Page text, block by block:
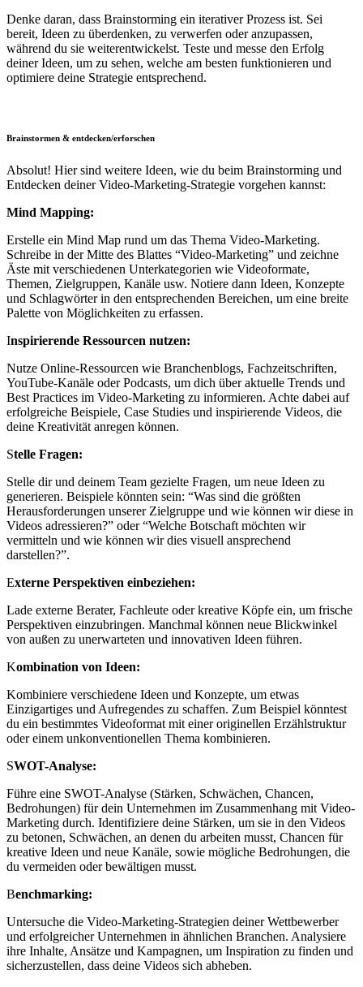
Denke daran, dass Brainstorming ein iterativer Prozess ist. Sei
bereit, Ideen zu überdenken, zu verwerfen oder anzupassen,
während du sie weiterentwickelst. Teste und messe den Erfolg
deiner Ideen, um zu sehen, welche am besten funktionieren und
optimiere deine Strategie entsprechend.
Brainstormen & entdecken/erforschen
Absolut! Hier sind weitere Ideen, wie du beim Brainstorming und
Entdecken deiner Video-Marketing-Strategie vorgehen kannst:
Mind Mapping:
Erstelle ein Mind Map rund um das Thema Video-Marketing.
Schreibe in der Mitte des Blattes “Video-Marketing” und zeichne
Äste mit verschiedenen Unterkategorien wie Videoformate,
Themen, Zielgruppen, Kanäle usw. Notiere dann Ideen, Konzepte
und Schlagwörter in den entsprechenden Bereichen, um eine breite
Palette von Möglichkeiten zu erfassen.
Inspirierende Ressourcen nutzen:
Nutze Online-Ressourcen wie Branchenblogs, Fachzeitschriften,
YouTube-Kanäle oder Podcasts, um dich über aktuelle Trends und
Best Practices im Video-Marketing zu informieren. Achte dabei auf
erfolgreiche Beispiele, Case Studies und inspirierende Videos, die
deine Kreativität anregen können.
Stelle Fragen:
Stelle dir und deinem Team gezielte Fragen, um neue Ideen zu
generieren. Beispiele könnten sein: “Was sind die größten
Herausforderungen unserer Zielgruppe und wie können wir diese in
Videos adressieren?” oder “Welche Botschaft möchten wir
vermitteln und wie können wir dies visuell ansprechend
darstellen?”.
Externe Perspektiven einbeziehen:
Lade externe Berater, Fachleute oder kreative Köpfe ein, um frische
Perspektiven einzubringen. Manchmal können neue Blickwinkel
von außen zu unerwarteten und innovativen Ideen führen.
Kombination von Ideen:
Kombiniere verschiedene Ideen und Konzepte, um etwas
Einzigartiges und Aufregendes zu schaffen. Zum Beispiel könntest
du ein bestimmtes Videoformat mit einer originellen Erzählstruktur
oder einem unkonventionellen Thema kombinieren.
SWOT-Analyse:
Führe eine SWOT-Analyse (Stärken, Schwächen, Chancen,
Bedrohungen) für dein Unternehmen im Zusammenhang mit Video-
Marketing durch. Identifiziere deine Stärken, um sie in den Videos
zu betonen, Schwächen, an denen du arbeiten musst, Chancen für
kreative Ideen und neue Kanäle, sowie mögliche Bedrohungen, die
du vermeiden oder bewältigen musst.
Benchmarking:
Untersuche die Video-Marketing-Strategien deiner Wettbewerber
und erfolgreicher Unternehmen in ähnlichen Branchen. Analysiere
ihre Inhalte, Ansätze und Kampagnen, um Inspiration zu finden und
sicherzustellen, dass deine Videos sich abheben.